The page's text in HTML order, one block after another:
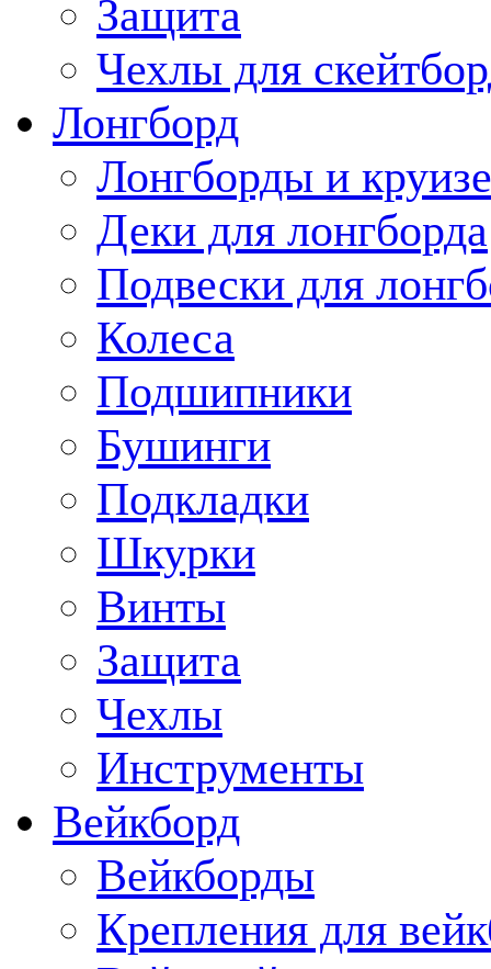
Защита
Чехлы для
Лонгборд
Лонгборды и
Деки для лонгборда
Подвески для
Колеса
Подшипники
Бушинги
Подкладки
Шкурки
Винты
Защита
Чехлы
Инструменты
Вейкборд
Вейкборды
Крепления для